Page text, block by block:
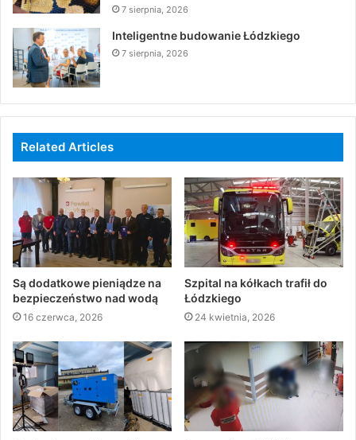
7 sierpnia, 2026
Inteligentne budowanie Łódzkiego
7 sierpnia, 2026
Related Articles
Są dodatkowe pieniądze na
bezpieczeństwo nad wodą
16 czerwca, 2026
Szpital na kółkach trafił do
Łódzkiego
24 kwietnia, 2026